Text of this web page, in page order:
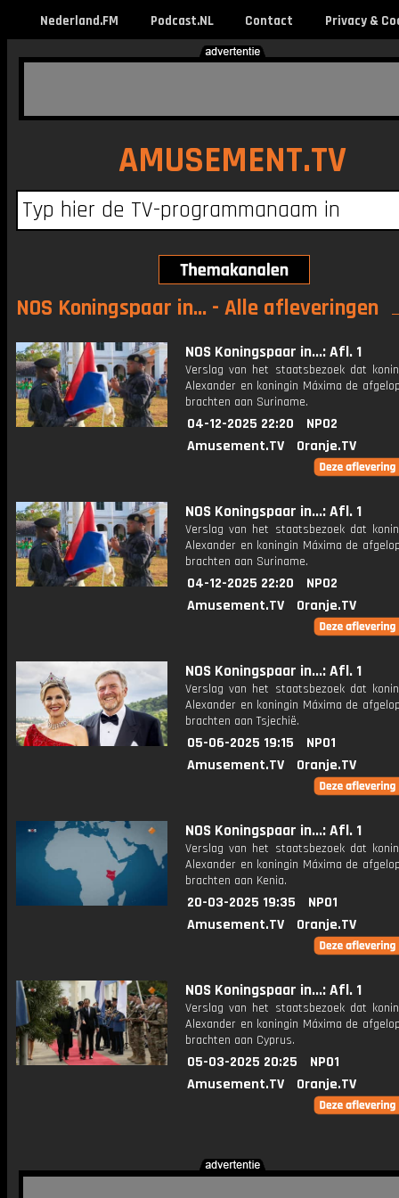
Nederland.FM Podcast.NL Contact Privacy &
AMUSEMENT.TV
NOS Koningspaar in... - Alle afleveringen
NOS Koningspaar in...: Afl. 1
Verslag van het staatsbezoek dat
Alexander en koningin Máxima de
brachten aan Suriname.
04-12-2025 22:20
NPO2
Amusement.TV
Oranje.TV
NOS Koningspaar in...: Afl. 1
Verslag van het staatsbezoek dat
Alexander en koningin Máxima de
brachten aan Suriname.
04-12-2025 22:20
NPO2
Amusement.TV
Oranje.TV
NOS Koningspaar in...: Afl. 1
Verslag van het staatsbezoek dat
Alexander en koningin Máxima de
brachten aan Tsjechië.
05-06-2025 19:15
NPO1
Amusement.TV
Oranje.TV
NOS Koningspaar in...: Afl. 1
Verslag van het staatsbezoek dat
Alexander en koningin Máxima de
brachten aan Kenia.
20-03-2025 19:35
NPO1
Amusement.TV
Oranje.TV
NOS Koningspaar in...: Afl. 1
Verslag van het staatsbezoek dat
Alexander en koningin Máxima de
brachten aan Cyprus.
05-03-2025 20:25
NPO1
Amusement.TV
Oranje.TV